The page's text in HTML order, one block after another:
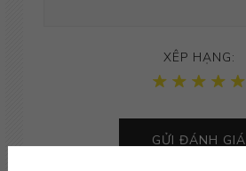
XÊP HẠNG:
GỬI ĐÁNH GIÁ